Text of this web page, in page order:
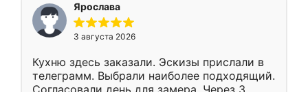
Ярослава
3 августа 2026
Кухню здесь заказали. Эскизы прислали в
телеграмм. Выбрали наиболее подходящий.
Согласовали день для замера. Через 3